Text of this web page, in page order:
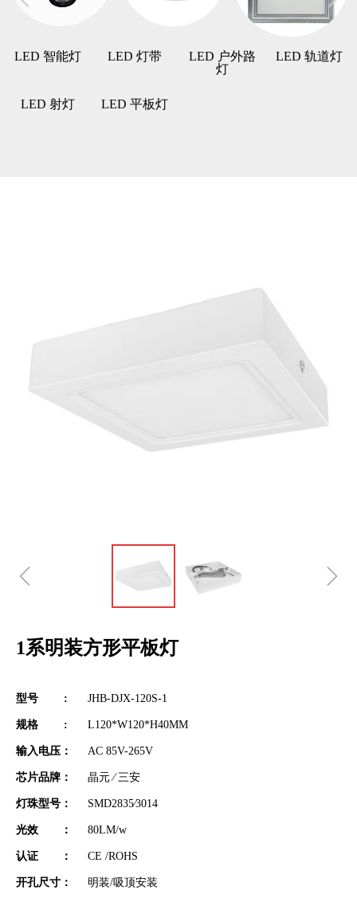
LED 智能灯 LED 灯带
LED 户外路
灯
LED 轨道灯
LED 射灯 LED 平板灯
ꁆ ꁇ
1系明装方形平板灯
型号 : JHB-DJX-120S-1
规格 : L120*W120*H40MM
输入电压： AC 85V-265V
芯片品牌： 晶元 ∕ 三安
灯珠型号： SMD2835∕3014
光效 ： 80LM/w
认证 ： CE /ROHS
开孔尺寸： 明装/吸顶安装